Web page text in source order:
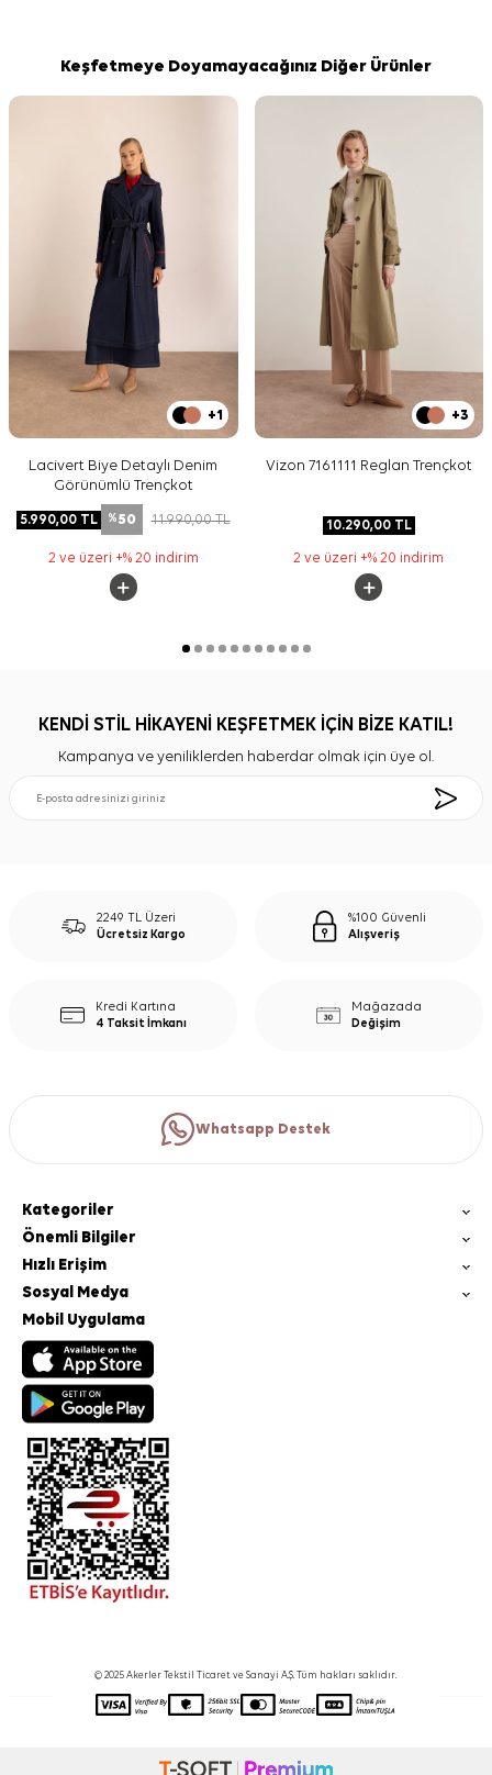
Keşfetmeye Doyamayacağınız Diğer Ürünler
+1
Lacivert Biye Detaylı Denim
Görünümlü Trençkot
5.990,00TL %50 11.990,00TL
2 ve üzeri +% 20 indirim
+3
Vizon 7161111 Reglan Trençkot
10.290,00TL
2 ve üzeri +% 20 indirim
KENDİ STİL HİKAYENİ KEŞFETMEK İÇİN BİZE KATIL!
Kampanya ve yeniliklerden haberdar olmak için üye ol.
2249 TL Üzeri
Ücretsiz Kargo
%100 Güvenli
Alışveriş
Kredi Kartına
4 Taksit İmkanı
Mağazada
Değişim
Whatsapp Destek
Kategoriler
Önemli Bilgiler
Hızlı Erişim
Sosyal Medya
Mobil Uygulama
© 2025 Akerler Tekstil Ticaret ve Sanayi A.Ş. Tüm hakları saklıdır.